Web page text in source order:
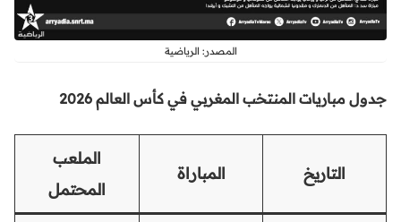
المصدر: الرياضية
جدول مباريات المنتخب المغربي في كأس العالم 2026
التاريخ المباراة
الملعب
المحتمل